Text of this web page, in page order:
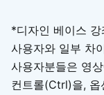
*디자인 베이스
사용자와 일부 차
사용자분들은 영
컨트롤(Ctrl)을,